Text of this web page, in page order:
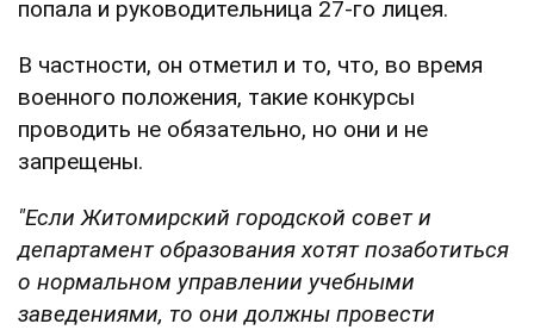
попала и руководительница 27-го лицея.
В частности, он отметил и то, что, во время
военного положения, такие конкурсы
проводить не обязательно, но они и не
запрещены.
"Если Житомирский городской совет и
департамент образования хотят позаботиться
о нормальном управлении учебными
заведениями, то они должны провести